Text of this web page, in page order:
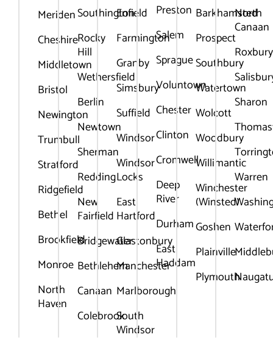
Meriden
Cheshire
Middletown
Bristol
Newington
Trumbull
Stratford
Ridgefield
Bethel
Brookfield
Monroe
North
Haven
Southington
Rocky
Hill
Wethersfield
Berlin
Newtown
Sherman
Redding
New
Fairfield
Bridgewater
Bethlehem
Canaan
Colebrook
Enfield
Farmington
Granby
Simsbury
Suffield
Windsor
Windsor
Locks
East
Hartford
Glastonbury
Manchester
Marlborough
South
Windsor
Preston
Salem
Sprague
Voluntown
Chester
Clinton
Cromwell
Deep
River
Durham
East
Haddam
Barkhamsted
Prospect
Southbury
Watertown
Wolcott
Woodbury
Willimantic
Winchester
(Winsted)
Goshen
Plainville
Plymouth
North
Canaan
Roxbury
Sharon
Warren